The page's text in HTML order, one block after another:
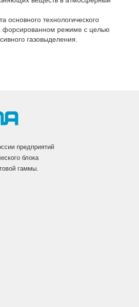
основного технологического
форсированном режиме с целью
газовыделения.
предприятий
блока
гаммы.